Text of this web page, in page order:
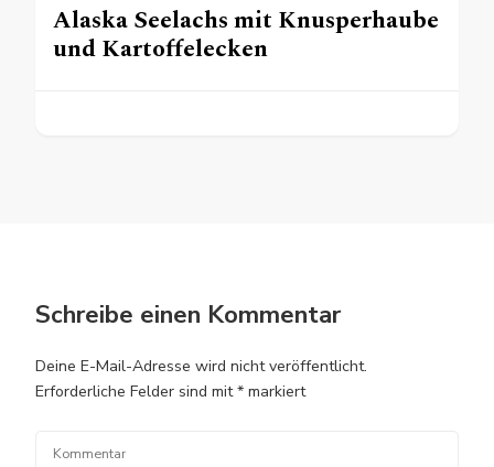
Alaska Seelachs mit Knusperhaube
und Kartoffelecken
Schreibe einen Kommentar
Deine E-Mail-Adresse wird nicht veröffentlicht.
Erforderliche Felder sind mit* markiert